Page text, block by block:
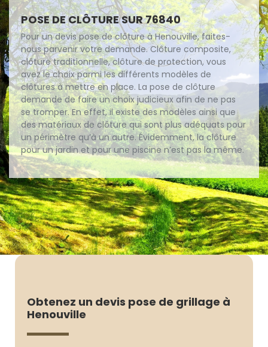
POSE DE CLÔTURE SUR 76840
Pour un devis pose de clôture à Henouville, faites-
nous parvenir votre demande. Clôture composite,
clôture traditionnelle, clôture de protection, vous
avez le choix parmi les différents modèles de
clôtures à mettre en place. La pose de clôture
demande de faire un choix judicieux afin de ne pas
se tromper. En effet, il existe des modèles ainsi que
des matériaux de clôture qui sont plus adéquats pour
un périmètre qu’à un autre. Évidemment, la clôture
pour un jardin et pour une piscine n’est pas la même.
Obtenez un devis pose de grillage à
Henouville